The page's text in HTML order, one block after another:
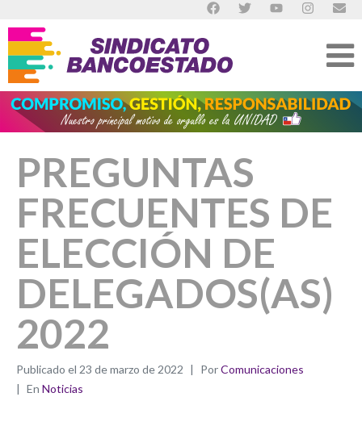
PREGUNTAS
FRECUENTES DE
ELECCIÓN DE
DELEGADOS(AS)
2022
Publicado el 23 de marzo de 2022 PorComunicaciones
En Noticias